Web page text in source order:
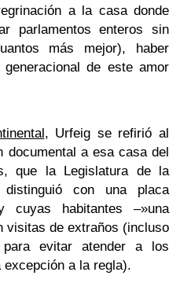
a la casa donde
parlamentos enteros sin
más mejor), haber
de este amor
, Urfeig se refirió al
documental a esa casa del
que la Legislatura de la
con una placa
cuyas habitantes –»una
visitas de extraños (incluso
evitar atender a los
a la regla).